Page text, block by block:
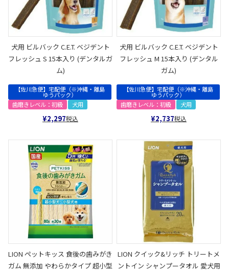
犬用 ビルバック C.E.T. ベジデント
フレッシュ S 15本入り (デンタルガ
ム)
【佐川急便】宅配便（※沖縄・離島
ゆうパック）
歯磨きレベル：初級
犬用
¥2,297税込
犬用 ビルバック C.E.T. ベジデント
フレッシュ M 15本入り (デンタル
ガム)
【佐川急便】宅配便（※沖縄・離島
ゆうパック）
歯磨きレベル：初級
犬用
¥2,737税込
LION ペットキッス 食後の歯みがき
ガム 無添加 やわらかタイプ 超小型
LION クイック&リッチ トリートメ
ントイン シャンプータオル 愛犬用